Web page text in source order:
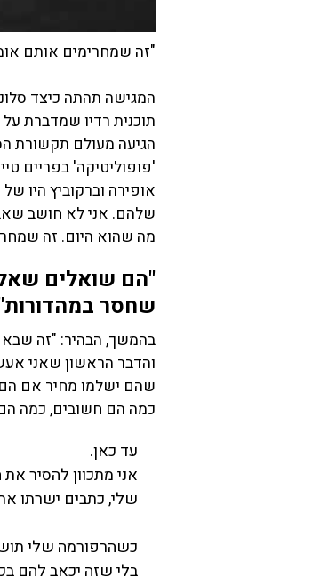
"זה שמחרימים אותם
המגישה תהתה כיצד
תוכנית רדיו שמדברת
הגיעה מעולם תקשורת
אופירה וברקוביץ היו
שלהם. אני לא חושב
מה שהוא היום. זה
"הם שואלים
שחסר
בהמשך, הבהיר: "זה
והדבר הראשון שאני
שהם ישלמו מחיר אם
כמה הם חשובים, כמה
עד כאן.
אני מתכוון להסיר
שלי, כתבים ישרתו
כשהרפורמה שלי
בלי שזה יכאב להם